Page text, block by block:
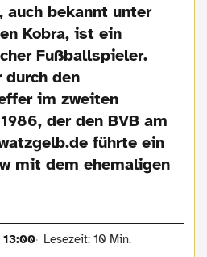
auch bekannt unter
Kobra, ist ein
Fußballspieler.
durch den
im zweiten
der den BVB am
führte ein
mit dem ehemaligen
Lesezeit: 10 Min.